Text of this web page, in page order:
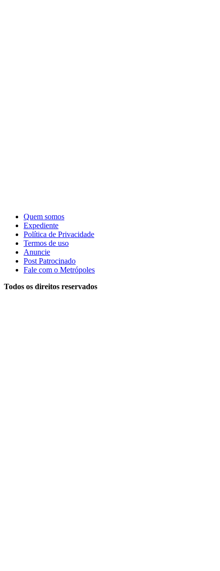
Quem somos
Expediente
Política de Privacidade
Termos de uso
Anuncie
Post Patrocinado
Fale com o Metrópoles
Todos os direitos reservados